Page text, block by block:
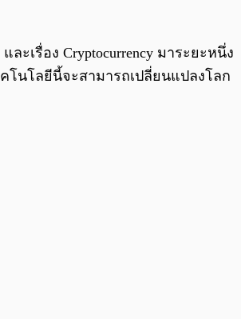
ละเรื่อง Cryptocurrency มาระยะหนึ่ง
โนโลยีนี้จะสามารถเปลี่ยนแปลงโลก